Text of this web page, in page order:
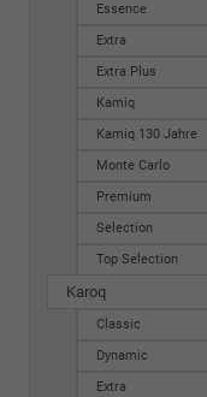
Essence
Extra
Extra Plus
Kamiq
Kamiq 130 Jahre
Monte Carlo
Premium
Selection
Top Selection
Karoq
Classic
Dynamic
Extra